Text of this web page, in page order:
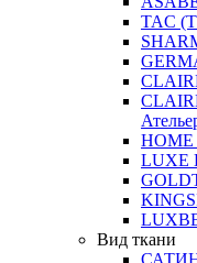
TAC
HOME
LUXE
Вид ткани